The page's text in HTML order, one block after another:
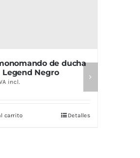
de ducha
Legend Negro
incl.
carrito Detalles